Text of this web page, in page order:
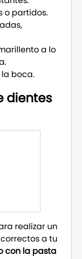
o partidos.
a lo
boca.
dientes
realizar un
correctos a tu
con la pasta